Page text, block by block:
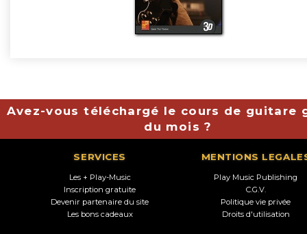
Avez-vous téléchargé le cours de guitare
du mois ?
SERVICES
Les + Play-Music
Inscription gratuite
Devenir partenaire du site
Les bons cadeaux
MENTIONS
Play Music Publishing
C.G.V.
Politique vie privée
Droits d'utilisation